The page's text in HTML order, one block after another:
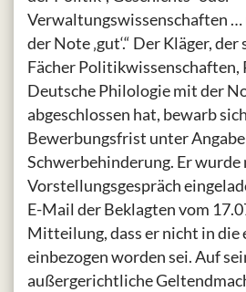
Verwaltungswissenschaften
der Note ‚gut‘.“ Der Kläger,
Fächer Politikwissenschaften,
Deutsche Philologie mit der
abgeschlossen hat, bewarb
Bewerbungsfrist unter
Schwerbehinderung. Er wurde
Vorstellungsgespräch
E-Mail der Beklagten vom
Mitteilung, dass er nicht in die
einbezogen worden sei. Auf
außergerichtliche